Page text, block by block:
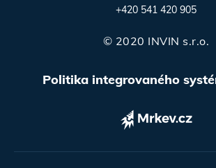
+420 541 420 905
© 2020 INVIN s.r.o.
Politika integrovaného